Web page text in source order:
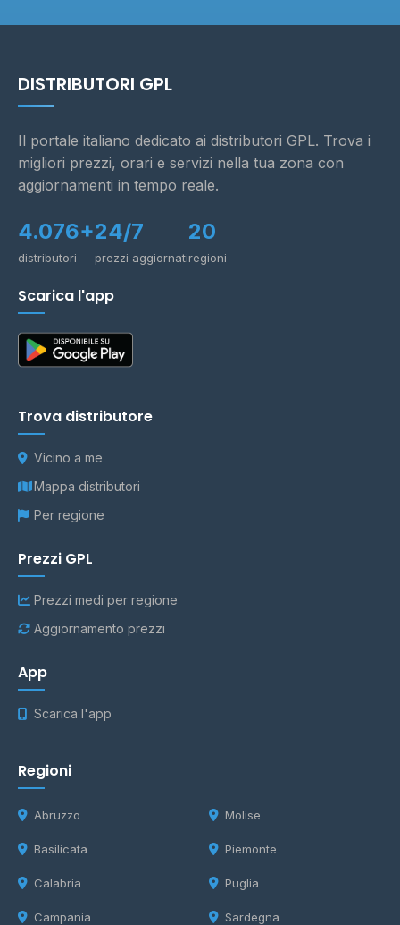
DISTRIBUTORI GPL
Il portale italiano dedicato ai distributori GPL. Trova i
migliori prezzi, orari e servizi nella tua zona con
aggiornamenti in tempo reale.
4.076+
distributori
24/7
prezzi aggiornati
20
regioni
Scarica l'app
Trova distributore
Vicino a me
Mappa distributori
Per regione
Prezzi GPL
Prezzi medi per regione
Aggiornamento prezzi
App
Scarica l'app
Regioni
Abruzzo
Basilicata
Calabria
Campania
Molise
Piemonte
Puglia
Sardegna